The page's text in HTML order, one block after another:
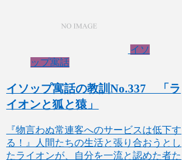
イソ
ップ寓話
イソップ寓話の教訓No.337 「ラ
イオンと狐と猿」
『物言わぬ常連客へのサービスは低下す
る！』人間たちの生活と張り合おうとし
たライオンが、自分を一流と認めた者た